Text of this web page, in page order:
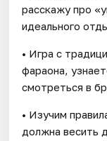
расскажу про
идеального
• Игра с
фараона,
смотреться в
• Изучим
должна весить